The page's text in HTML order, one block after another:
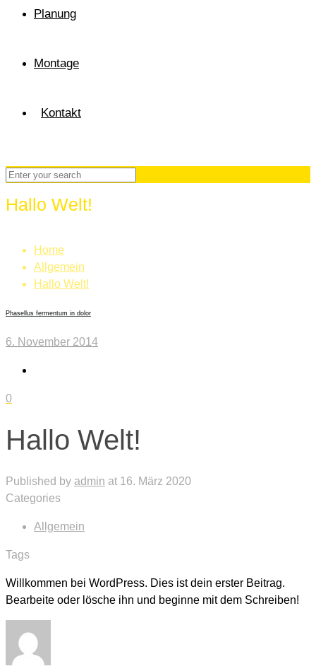
Planung
Montage
Kontakt
Hallo Welt!
Home
Allgemein
Hallo Welt!
Phasellus fermentum in dolor
6. November 2014
0
Hallo Welt!
Published by admin at 16. März 2020
Categories
Allgemein
Tags
Willkommen bei WordPress. Dies ist dein erster Beitrag.
Bearbeite oder lösche ihn und beginne mit dem Schreiben!